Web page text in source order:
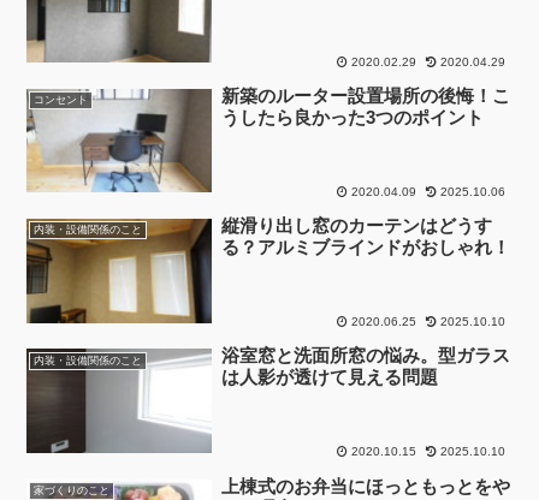
2020.02.29 2020.04.29
コンセント
新築のルーター設置場所の後悔！こ
うしたら良かった3つのポイント
2020.04.09 2025.10.06
内装・設備関係のこと
縦滑り出し窓のカーテンはどうす
る？アルミブラインドがおしゃれ！
2020.06.25 2025.10.10
内装・設備関係のこと
浴室窓と洗面所窓の悩み。型ガラス
は人影が透けて見える問題
2020.10.15 2025.10.10
家づくりのこと
上棟式のお弁当にほっともっとをや